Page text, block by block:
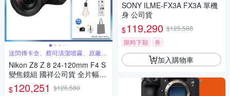
送閃傳卡盒、蔡司清潔噴霧、原廠提
袋等好禮
Nikon Z8 Z 8 24-120mm F4 S
變焦鏡組 國祥公司貨 全片幅無
反光鏡相機
$120,251 $126,580
SONY ILME-FX3A FX3A 單機
身 公司貨
$119,290 $125,568
限時下殺
券
加入購物車